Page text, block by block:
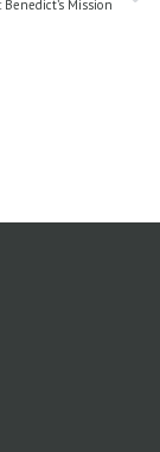
Benedict’s Mission